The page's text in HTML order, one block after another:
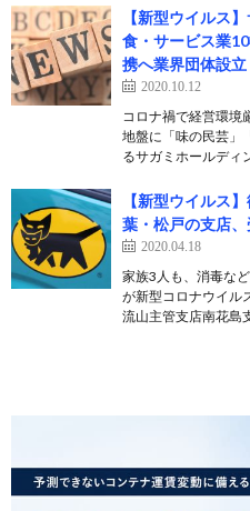
【新型ウイルス
食・サービス業
携へ業界団体設立
2020.10.12
コロナ禍で経営環境
地盤に「味の民芸」
るサガミホールディ
【新型ウイルス
葉・松戸の支店
2020.04.18
家族3人も、消毒な
が新型コロナウイル
流山主管支店南花島